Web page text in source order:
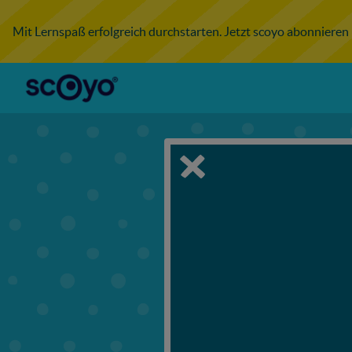
Mit Lernspaß erfolgreich durchstarten. Jetzt scoyo